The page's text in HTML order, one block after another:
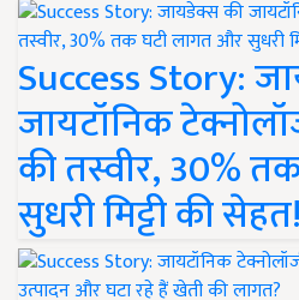
Success Story:
जायटॉनिक
की तस्वीर, 30%
सुधरी मिट्टी की सेहत!